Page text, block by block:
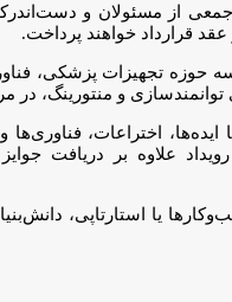
از مسئولان و
قرارداد خواهند پرداخت.
در مرحله نیمه نهایی طرح‌های
ایده‌ها، اختراعات،
رویداد علاوه بر
یا استارتاپی،